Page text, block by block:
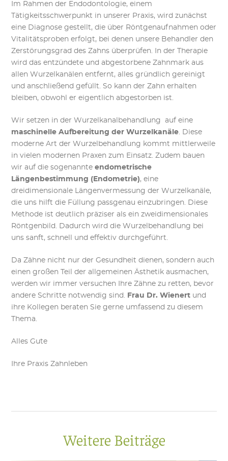
Im Rahmen der Endodontologie, einem
Tätigkeitsschwerpunkt in unserer Praxis, wird zunächst
eine Diagnose gestellt, die über Röntgenaufnahmen oder
Vitalitätsproben erfolgt, bei denen unsere Behandler den
Zerstörungsgrad des Zahns überprüfen. In der Therapie
wird das entzündete und abgestorbene Zahnmark aus
allen Wurzelkanälen entfernt, alles gründlich gereinigt
und anschließend gefüllt. So kann der Zahn erhalten
bleiben, obwohl er eigentlich abgestorben ist.
Wir setzen in der Wurzelkanalbehandlung auf eine
maschinelle Aufbereitung der Wurzelkanäle. Diese
moderne Art der Wurzelbehandlung kommt mittlerweile
in vielen modernen Praxen zum Einsatz. Zudem bauen
wir auf die sogenannteendometrische
Längenbestimmung (Endometrie), eine
dreidimensionale Längenvermessung der Wurzelkanäle,
die uns hilft die Füllung passgenau einzubringen. Diese
Methode ist deutlich präziser als ein zweidimensionales
Röntgenbild. Dadurch wird die Wurzelbehandlung bei
uns sanft, schnell und effektiv durchgeführt.
Da Zähne nicht nur der Gesundheit dienen, sondern auch
einen großen Teil der allgemeinen Ästhetik ausmachen,
werden wir immer versuchen Ihre Zähne zu retten, bevor
andere Schritte notwendig sind. Frau Dr. Wienert und
ihre Kollegen beraten Sie gerne umfassend zu diesem
Thema.
Alles Gute
Ihre Praxis Zahnleben
Weitere Beiträge